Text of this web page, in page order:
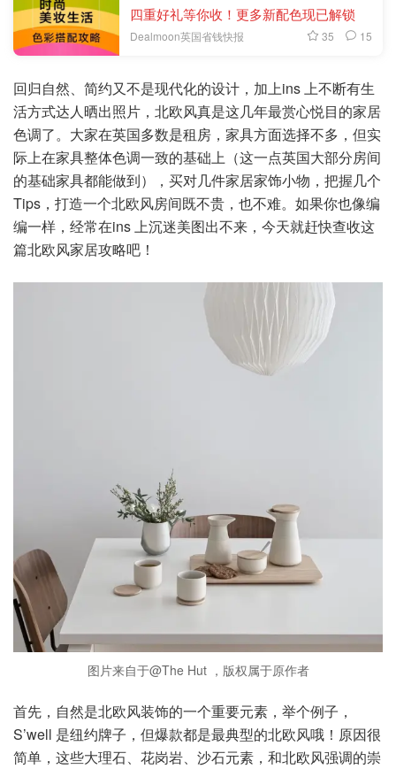
四重好礼等你收！更多新配色现已解锁
Dealmoon英国省钱快报 35 15
回归自然、简约又不是现代化的设计，加上ins 上不断有生
活方式达人晒出照片，北欧风真是这几年最赏心悦目的家居
色调了。大家在英国多数是租房，家具方面选择不多，但实
际上在家具整体色调一致的基础上（这一点英国大部分房间
的基础家具都能做到），买对几件家居家饰小物，把握几个
Tips，打造一个北欧风房间既不贵，也不难。如果你也像编
编一样，经常在ins 上沉迷美图出不来，今天就赶快查收这
篇北欧风家居攻略吧！
图片来自于@The Hut ，版权属于原作者
首先，自然是北欧风装饰的一个重要元素，举个例子，
S’well 是纽约牌子，但爆款都是最典型的北欧风哦！原因很
简单，这些大理石、花岗岩、沙石元素，和北欧风强调的崇